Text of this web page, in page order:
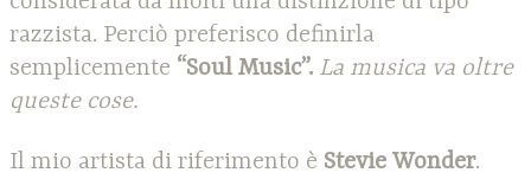
razzista. Perciò preferisco definirla
semplicemente “Soul Music”. La musica va oltre
queste cose.
Il mio artista di riferimento è Stevie Wonder.